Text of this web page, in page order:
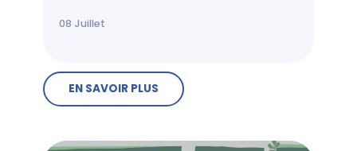
08 Juillet
EN SAVOIR PLUS